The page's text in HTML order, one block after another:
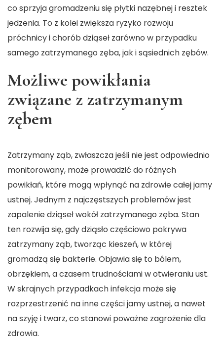
co sprzyja gromadzeniu się płytki nazębnej i resztek
jedzenia. To z kolei zwiększa ryzyko rozwoju
próchnicy i chorób dziąseł zarówno w przypadku
samego zatrzymanego zęba, jak i sąsiednich zębów.
Możliwe powikłania
związane z zatrzymanym
zębem
Zatrzymany ząb, zwłaszcza jeśli nie jest odpowiednio
monitorowany, może prowadzić do różnych
powikłań, które mogą wpłynąć na zdrowie całej jamy
ustnej. Jednym z najczęstszych problemów jest
zapalenie dziąseł wokół zatrzymanego zęba. Stan
ten rozwija się, gdy dziąsło częściowo pokrywa
zatrzymany ząb, tworząc kieszeń, w której
gromadzą się bakterie. Objawia się to bólem,
obrzękiem, a czasem trudnościami w otwieraniu ust.
W skrajnych przypadkach infekcja może się
rozprzestrzenić na inne części jamy ustnej, a nawet
na szyję i twarz, co stanowi poważne zagrożenie dla
zdrowia.